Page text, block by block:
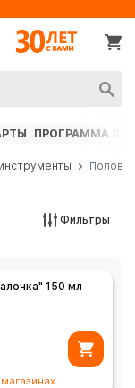
ПРОГРАММА
Фильтры
150 мл